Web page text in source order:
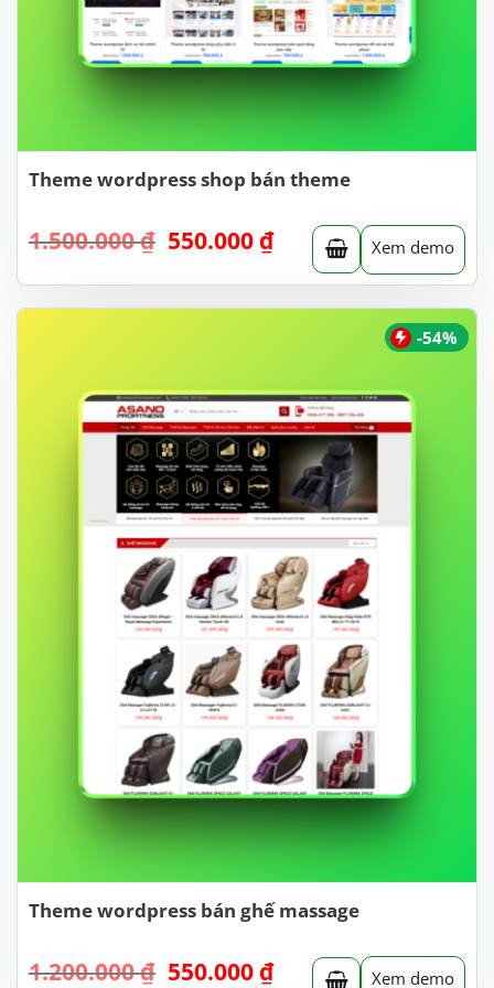
Theme wordpress shop bán theme
1.500.000₫ Giá
là:
1.500.000 ₫.
550.000 ₫Giá
hiện
tại
là:
Xem demo
-54%
Theme wordpress bán ghế massage
1.200.000₫ Giá
550.000 ₫Giá Xem demo